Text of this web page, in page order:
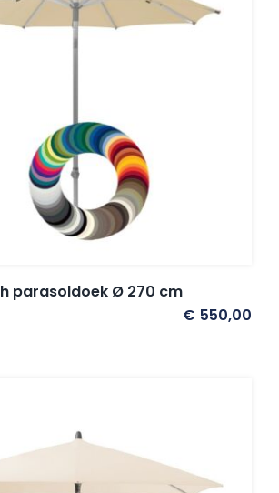
parasoldoek Ø 270 cm
€ 550,00